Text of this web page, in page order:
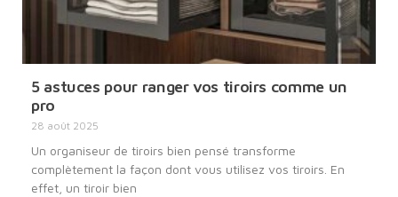
5 astuces pour ranger vos tiroirs comme un
pro
28 août 2025
Un organiseur de tiroirs bien pensé transforme
complètement la façon dont vous utilisez vos tiroirs. En
effet, un tiroir bien